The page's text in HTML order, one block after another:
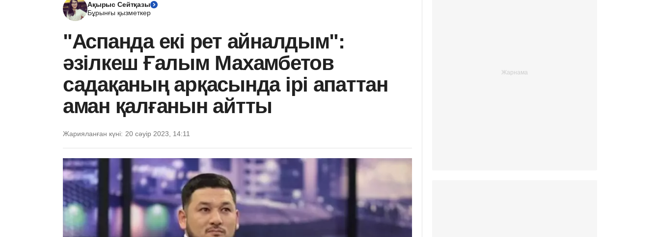
Ақырыс Сейтқазы
Бұрынғы қызметкер
"Аспанда екі рет айналдым":
әзілкеш Ғалым Махамбетов
садақаның арқасында ірі апаттан
аман қалғанын айтты
Жарияланған күні: 20 сәуір 2023, 14:11